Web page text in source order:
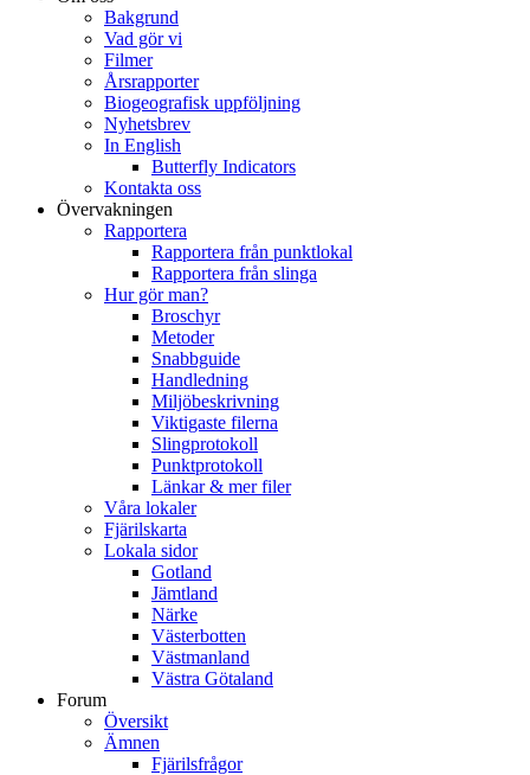
Bakgrund
Vad gör vi
Filmer
Årsrapporter
Biogeografisk uppföljning
Nyhetsbrev
In English
Butterfly Indicators
Kontakta oss
Övervakningen
Rapportera
Rapportera från punktlokal
Rapportera från slinga
Hur gör man?
Broschyr
Metoder
Snabbguide
Handledning
Miljöbeskrivning
Viktigaste filerna
Slingprotokoll
Punktprotokoll
Länkar & mer filer
Våra lokaler
Fjärilskarta
Lokala sidor
Gotland
Jämtland
Närke
Västerbotten
Västmanland
Västra Götaland
Forum
Översikt
Ämnen
Fjärilsfrågor